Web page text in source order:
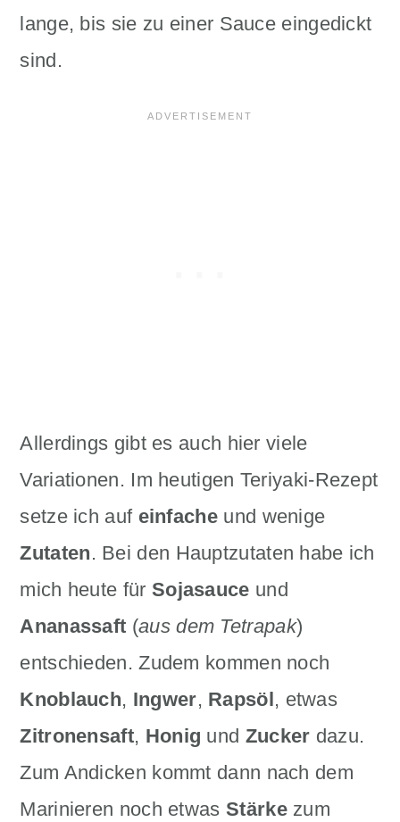
lange, bis sie zu einer Sauce eingedickt
sind.
Allerdings gibt es auch hier viele
Variationen. Im heutigen Teriyaki-Rezept
setze ich auf einfache und wenige
Zutaten. Bei den Hauptzutaten habe ich
mich heute für Sojasauce und
Ananassaft (aus dem Tetrapak)
entschieden. Zudem kommen noch
Knoblauch, Ingwer, Rapsöl, etwas
Zitronensaft, Honig und Zucker dazu.
Zum Andicken kommt dann nach dem
Marinieren noch etwas Stärkezum